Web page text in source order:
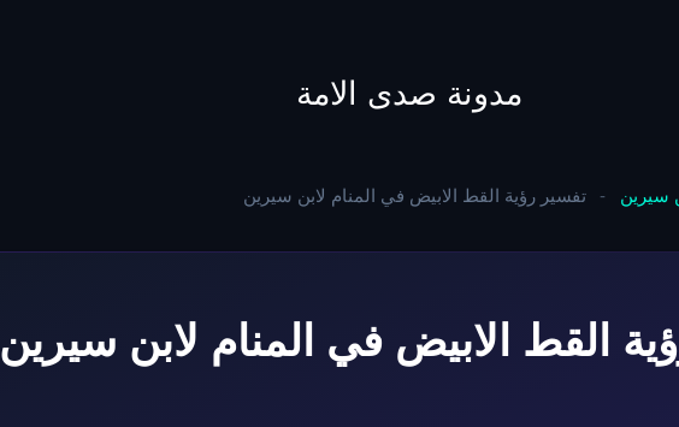
مدونة صدى الامة
سيرين - تفسير رؤية القط الابيض في المنام لابن سيرين
القط الابيض في المنام لابن سيرين